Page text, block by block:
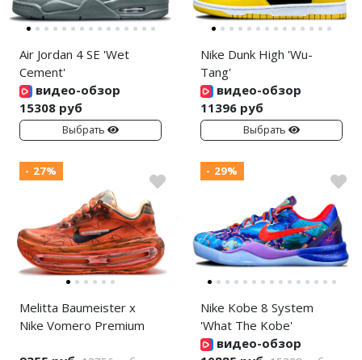
Air Jordan 4 SE 'Wet
Cement'
видео-обзор
15308 руб
Выбрать
Nike Dunk High 'Wu-
Tang'
видео-обзор
11396 руб
Выбрать
- 27%
Melitta Baumeister x
Nike Vomero Premium
- 29%
Nike Kobe 8 System
'What The Kobe'
видео-обзор